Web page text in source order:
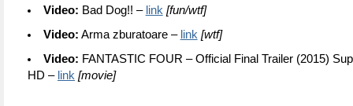
Video: Bad Dog!! – link [fun/wtf]
Video: Arma zburatoare – link [wtf]
Video: FANTASTIC FOUR – Official Final Trailer (2015)
HD – link [movie]